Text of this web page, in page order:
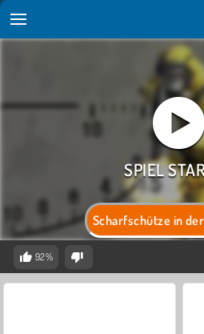
Scharfschütze in
92%